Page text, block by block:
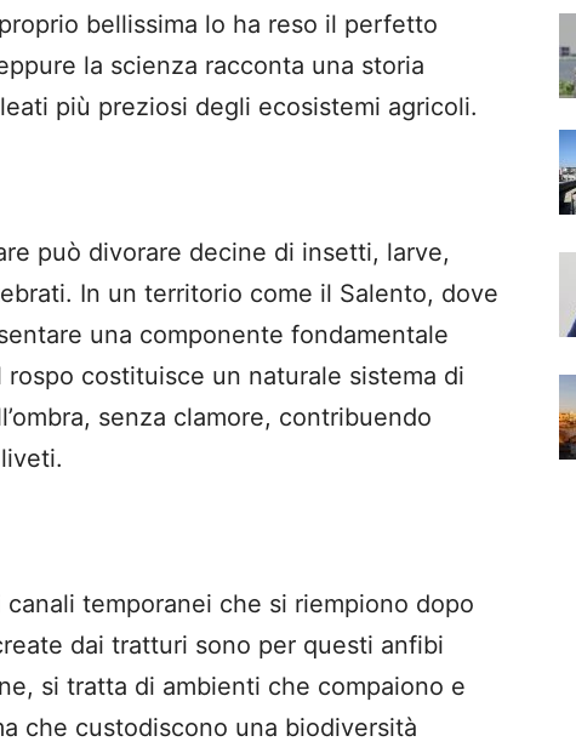
bellissima lo ha reso il perfetto
la scienza racconta una storia
più preziosi degli ecosistemi agricoli.
può divorare decine di insetti, larve,
In un territorio come il Salento, dove
una componente fondamentale
rospo costituisce un naturale sistema di
senza clamore, contribuendo
temporanei che si riempiono dopo
dai tratturi sono per questi anfibi
si tratta di ambienti che compaiono e
che custodiscono una biodiversità